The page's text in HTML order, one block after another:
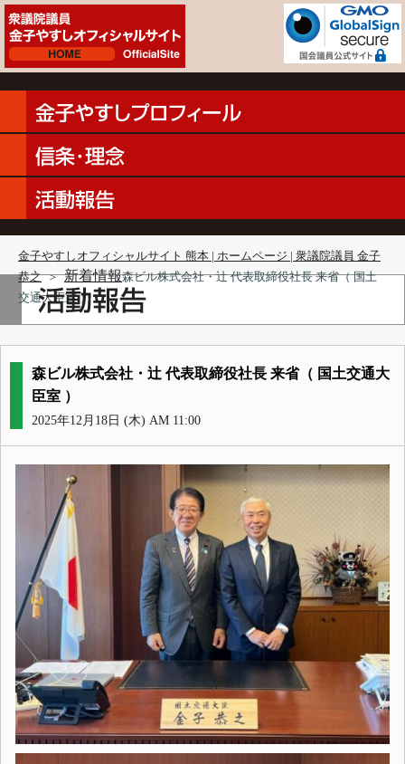
金子やすしオフィシャルサイト 熊本 | ホームページ | 衆議院議員 金子
恭之 ＞ 新着情報森ビル株式会社・辻 代表取締役社長 来省（ 国土
交通大臣室 ）
森ビル株式会社・辻 代表取締役社長 来省（ 国土交通大
臣室 ）
2025年12月18日 (木) AM 11:00